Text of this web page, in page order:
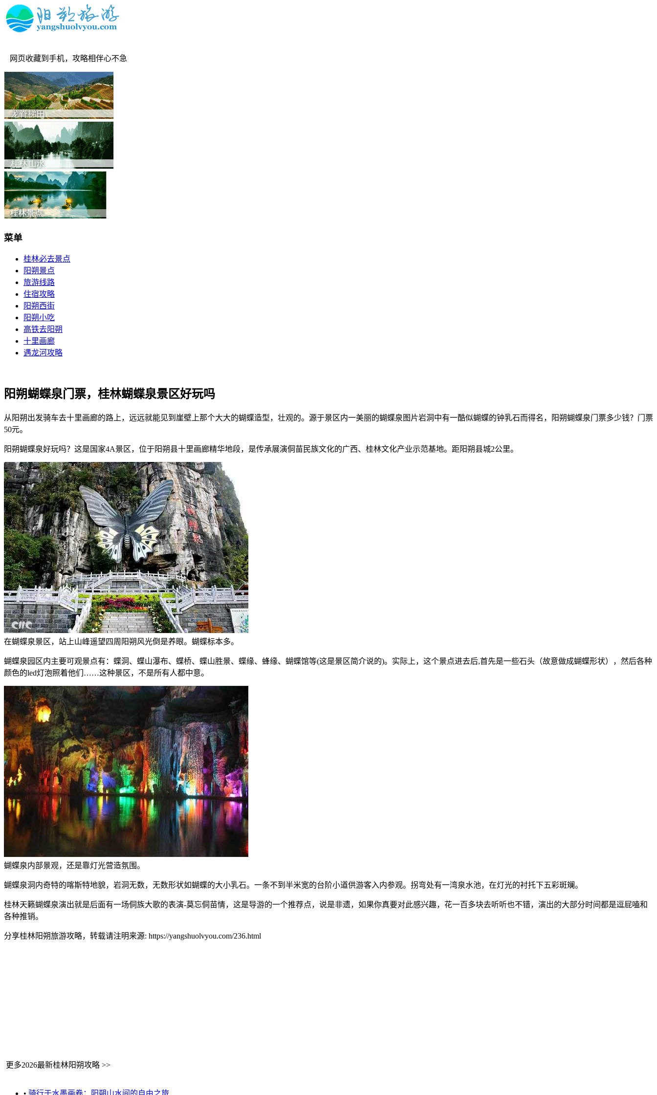
网页收藏到手机，攻略相伴心不急
菜单
桂林必去景点
阳朔景点
旅游线路
住宿攻略
阳朔西街
阳朔小吃
高铁去阳朔
十里画廊
遇龙河攻略
阳朔蝴蝶泉门票，桂林蝴蝶泉景区好玩吗
从阳朔出发骑车去十里画廊的路上，远远就能见到崖壁上那个大大的蝴蝶造型，壮观的。源于景区内一美丽的蝴蝶泉图片岩洞中有一酷似蝴蝶的钟乳石而得名，阳朔蝴蝶泉门票多少钱？门票
50元。
阳朔蝴蝶泉好玩吗？这是国家4A景区，位于阳朔县十里画廊精华地段，是传承展演侗苗民族文化的广西、桂林文化产业示范基地。距阳朔县城2公里。
在蝴蝶泉景区，站上山峰遥望四周阳朔风光倒是养眼。蝴蝶标本多。
蝴蝶泉园区内主要可观景点有：蝶洞、蝶山瀑布、蝶桥、蝶山胜景、蝶缘、蜂缘、蝴蝶馆等(这是景区简介说的)。实际上，这个景点进去后,首先是一些石头（故意做成蝴蝶形状），然后各种
颜色的led灯泡照着他们……这种景区，不是所有人都中意。
蝴蝶泉内部景观，还是靠灯光营造氛围。
蝴蝶泉洞内奇特的喀斯特地貌，岩洞无数，无数形状如蝴蝶的大小乳石。一条不到半米宽的台阶小道供游客入内参观。拐弯处有一湾泉水池，在灯光的衬托下五彩斑斓。
桂林天籁蝴蝶泉演出就是后面有一场侗族大歌的表演-莫忘侗苗情，这是导游的一个推荐点，说是非遗，如果你真要对此感兴趣，花一百多块去听听也不错，演出的大部分时间都是逗屁嗑和
各种推销。
分享桂林阳朔旅游攻略，转载请注明来源: https://yangshuolvyou.com/236.html
更多2026最新桂林阳朔攻略 >>